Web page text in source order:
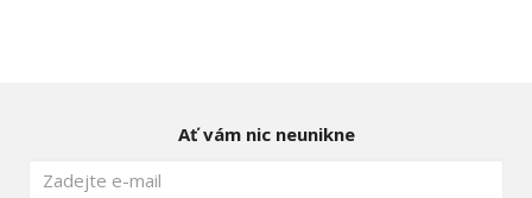
Ať vám nic neunikne